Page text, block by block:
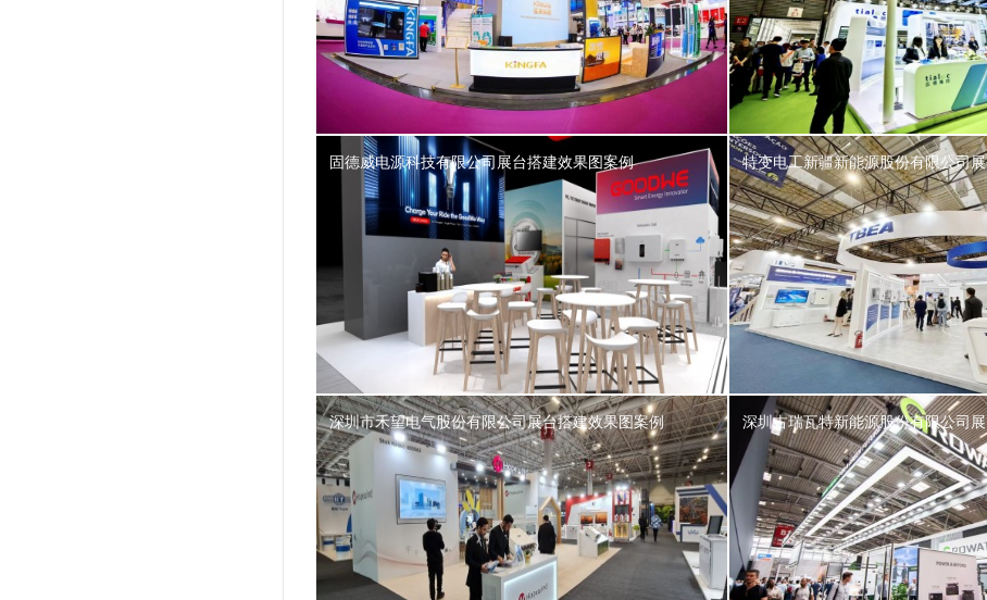
固德威电源科技有限公司展台搭建效果图案例 特变电工新疆新能源股份有限公司
深圳市禾望电气股份有限公司展台搭建效果图案例 深圳古瑞瓦特新能源股份有限公司